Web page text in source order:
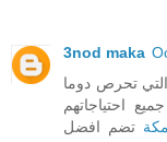
3nod maka
التي تحرص دوما
احتياجاتهم
تضم افضل